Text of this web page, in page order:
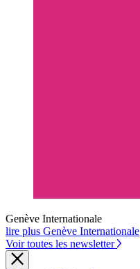
Genève Internationale
lire plus Genève Internationale
Voir toutes les newsletter